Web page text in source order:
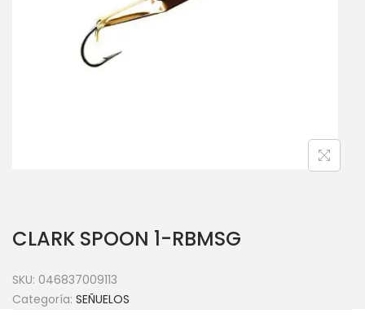
CLARK SPOON 1-RBMSG
SKU: 046837009113
Categoría: SEÑUELOS